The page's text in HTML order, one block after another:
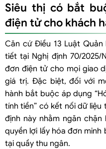
Siêu thị có bắt
điện tử cho khách
Căn cứ Điều 13 Luật
tiết tại Nghị định 70/2025/
đơn điện tử cho mọi giao
giá trị. Đặc biệt, đối với
hành bắt buộc áp dụng
tính tiền” có kết nối dữ
định này nhằm ngăn
quyền lợi lấy hóa đơn
tại quầy thu ngân.